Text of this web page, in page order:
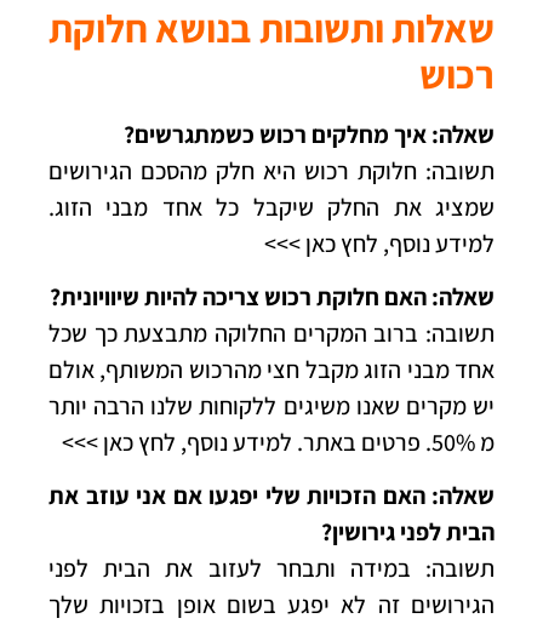
שאלות ותשובות בנושא חלוקת
רכוש
שאלה: איך מחלקים רכוש כשמתגרשים?
תשובה: חלוקת רכוש היא חלק מהסכם הגירושים
שמציג את החלק שיקבל כל אחד מבני הזוג.
למידע נוסף, לחץ כאן >>>
שאלה: האם חלוקת רכוש צריכה להיות שיוויונית?
תשובה: ברוב המקרים החלוקה מתבצעת כך שכל
אחד מבני הזוג מקבל חצי מהרכוש המשותף, אולם
יש מקרים שאנו משיגים ללקוחות שלנו הרבה יותר
מ 50%. פרטים באתר.
למידע נוסף, לחץ כאן >>>
שאלה: האם הזכויות שלי יפגעו אם אני עוזב את
הבית לפני גירושין?
תשובה: במידה ותבחר לעזוב את הבית לפני
הגירושים זה לא יפגע בשום אופן בזכויות שלך